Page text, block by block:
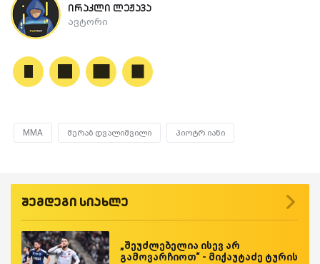
ირაკლი ლეჟავა
ავტორი
MMA მერაბ დვალიშვილი პიოტრ იანი
შემდეგი სიახლე
„შეუძლებელია ისევ არ
გამოვარჩიოთ“ - მიქაუტაძე ტურის